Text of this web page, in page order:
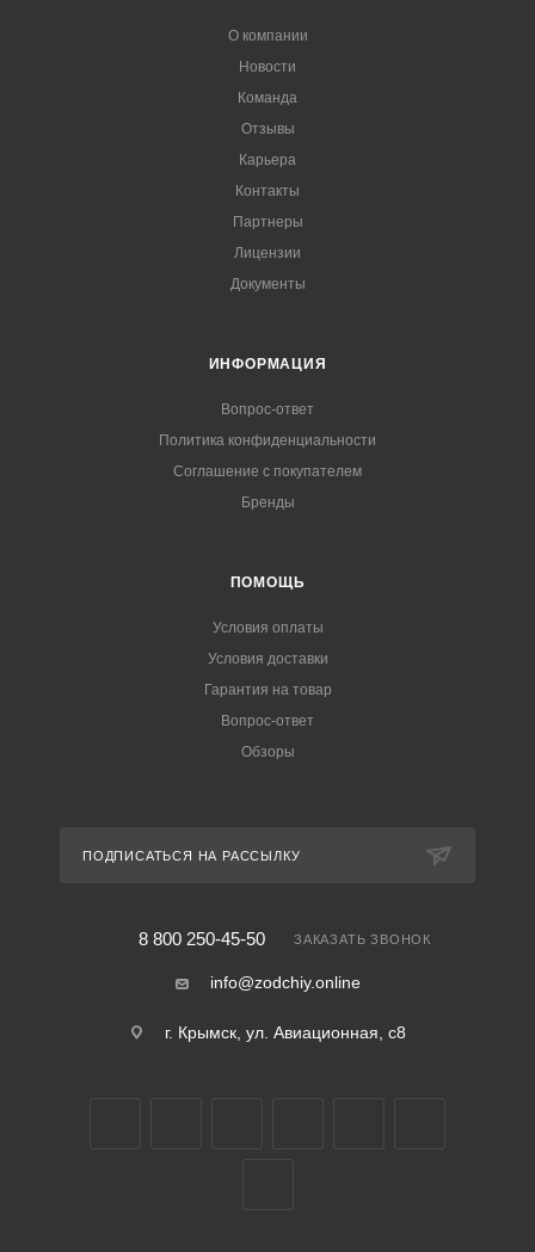
О компании
Новости
Команда
Отзывы
Карьера
Контакты
Партнеры
Лицензии
Документы
ИНФОРМАЦИЯ
Вопрос-ответ
Политика конфиденциальности
Соглашение с покупателем
Бренды
ПОМОЩЬ
Условия оплаты
Условия доставки
Гарантия на товар
Вопрос-ответ
Обзоры
ПОДПИСАТЬСЯ НА РАССЫЛКУ
8 800 250-45-50 ЗАКАЗАТЬ ЗВОНОК
info@zodchiy.online
г. Крымск, ул. Авиационная, с8